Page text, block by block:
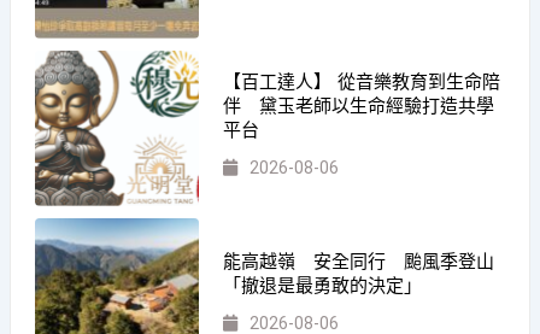
【百工達人】 從音樂教育到生命陪
伴 黛玉老師以生命經驗打造共學
平台
2026-08-06
能高越嶺 安全同行 颱風季登山
「撤退是最勇敢的決定」
2026-08-06